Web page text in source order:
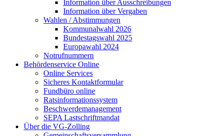
Information über Ausschreibungen
Information über Vergaben
Wahlen / Abstimmungen
Kommunalwahl 2026
Bundestagswahl 2025
Europawahl 2024
Notrufnummern
Behördenservice Online
Online Services
Sicheres Kontaktformular
Fundbüro online
Ratsinformationssystem
Beschwerdemanagement
SEPA Lastschriftmandat
Über die VG-Zolling